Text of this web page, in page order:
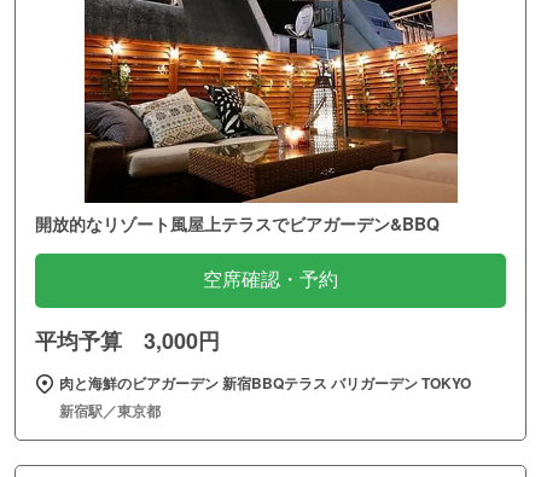
開放的なリゾート風屋上テラスでビアガーデン&BBQ
空席確認・予約
平均予算 3,000円
肉と海鮮のビアガーデン 新宿BBQテラス バリガーデン TOKYO
新宿駅／東京都